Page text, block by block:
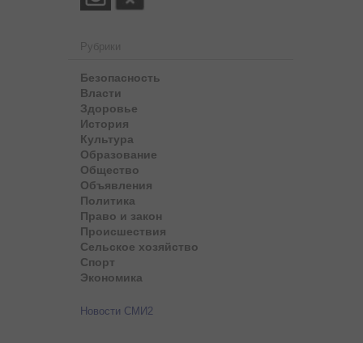
Рубрики
Безопасность
Власти
Здоровье
История
Культура
Образование
Общество
Объявления
Политика
Право и закон
Происшествия
Сельское хозяйство
Спорт
Экономика
Новости СМИ2